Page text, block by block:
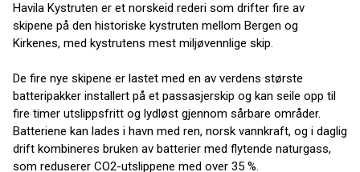
Havila Kystruten er et norskeid rederi som drifter fire av
skipene på den historiske kystruten mellom Bergen og
Kirkenes, med kystrutens mest miljøvennlige skip.
De fire nye skipene er lastet med en av verdens største
batteripakker installert på et passasjerskip og kan seile opp til
fire timer utslippsfritt og lydløst gjennom sårbare områder.
Batteriene kan lades i havn med ren, norsk vannkraft, og i daglig
drift kombineres bruken av batterier med flytende naturgass,
som reduserer CO2-utslippene med over 35 %.